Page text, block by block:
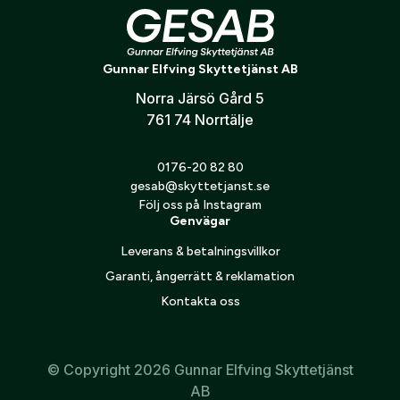
Maila in bild på giltig vapenlicens samt ID till
gesab@skyttetjanst.se
Beställningar utan korrekt dokumentation kan inte
Verifiera e-post:*
Jag godkänner att mina personuppgifter behandlas enligt
personuppgiftspolicy.
Gunnar Elfving Skyttetjänst AB
Norra Järsö Gård 5
761 74 Norrtälje
0176-20 82 80
gesab@skyttetjanst.se
Följ oss på Instagram
Genvägar
Leverans & betalningsvillkor
Garanti, ångerrätt & reklamation
Kontakta oss
© Copyright 2026 Gunnar Elfving Skyttetjänst
AB